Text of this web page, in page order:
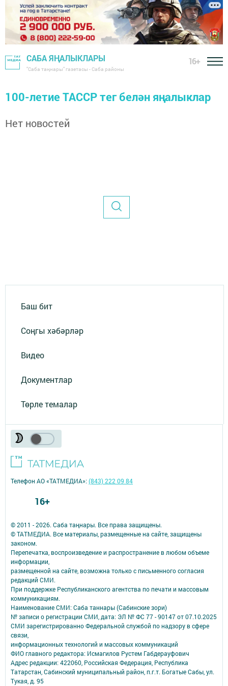
САБА ЯҢАЛЫКЛАРЫ
"Саба таңнары" газетасы - Саба районы
16+
100-летие ТАССР тег белән яңалыклар
Нет новостей
Баш бит
Соңгы хәбәрләр
Видео
Документлар
Төрле темалар
© 2011 - 2026. Саба таңнары. Все права защищены.
© ТАТМЕДИА. Все материалы, размещенные на сайте, защищены
законом.
Перепечатка, воспроизведение и распространение в любом объеме
информации,
размещенной на сайте, возможна только с письменного согласия
редакций СМИ.
При поддержке Республиканского агентства по печати и массовым
коммуникациям.
Наименование СМИ: Саба таннары (Сабинские зори)
№ записи о регистрации СМИ, дата: ЭЛ № ФС 77 - 90147 от 07.10.2025
СМИ зарегистрированно Федеральной службой по надзору в сфере
связи,
информационных технологий и массовых коммуникаций
ФИО главного редактора: Исмагилов Рустем Габдерауфович
Адрес редакции: 422060, Российская Федерация, Республика
Татарстан, Сабинский муниципальный район, п.г.т. Богатые Сабы, ул.
Тукая, д. 95
Телефон АО «ТАТМЕДИА»:(843) 222 09 84
16+